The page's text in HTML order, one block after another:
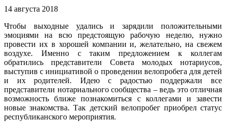
14 августа 2018
Чтобы выходные удались и зарядили положительными
эмоциями на всю предстоящую рабочую неделю, нужно
провести их в хорошей компании и, желательно, на свежем
воздухе. Именно с таким предложением к коллегам
обратились представители Совета молодых нотариусов,
выступив с инициативой о проведении велопробега для детей
и их родителей. Идею с радостью поддержали все
представители нотариального сообщества – ведь это отличная
возможность ближе познакомиться с коллегами и завести
новые знакомства. Так детский велопробег приобрел статус
республиканского мероприятия.